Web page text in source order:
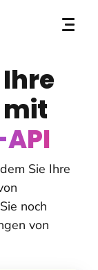
API
Sie Ihre
noch
von